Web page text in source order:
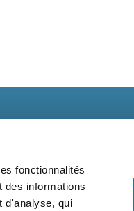
fonctionnalités
des informations
d'analyse, qui
légales